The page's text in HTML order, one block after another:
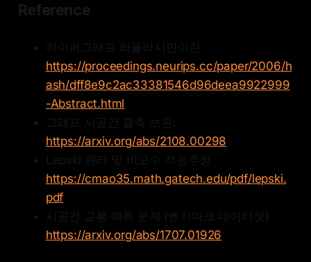
Reference
하이퍼그래프 라플라시안이란 :
https://proceedings.neurips.cc/paper/2006/h
ash/dff8e9c2ac33381546d96deea9922999
-Abstract.html
그래프 시공간 결측 보완:
https://arxiv.org/abs/2108.00298
Lepski 원리 및 비모수 적응추정 :
https://cmao35.math.gatech.edu/pdf/lepski.
pdf
시공간 교통 예측 문제 (벤치마크 데이터셋) :
https://arxiv.org/abs/1707.01926